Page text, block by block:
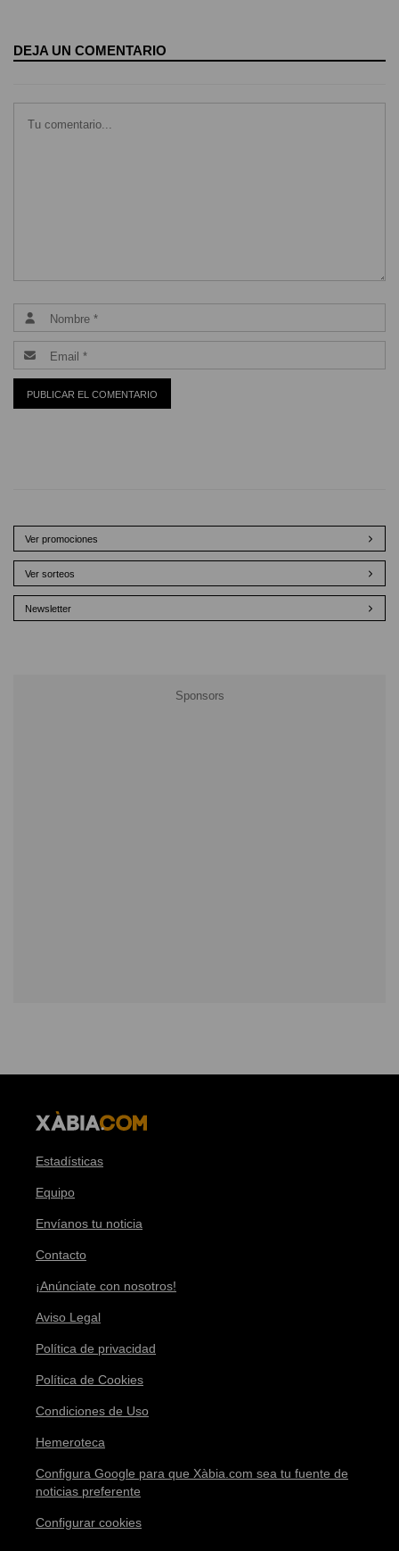
DEJA UN COMENTARIO
Ver promociones
Ver sorteos
Newsletter
Estadísticas
Equipo
Envíanos tu noticia
Contacto
¡Anúnciate con nosotros!
Aviso Legal
Política de privacidad
Política de Cookies
Condiciones de Uso
Hemeroteca
Configura Google para que Xàbia.com sea tu fuente de
noticias preferente
Configurar cookies